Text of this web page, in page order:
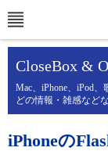
CloseBox &
Mac、iPhone、iPod
どの情報・雑感など
iPhoneの